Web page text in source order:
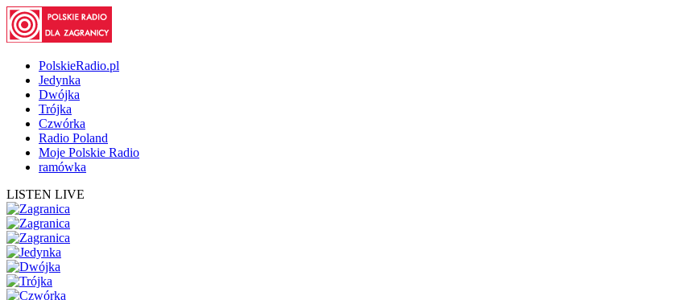
PolskieRadio.pl
Jedynka
Dwójka
Trójka
Czwórka
Radio Poland
Moje Polskie Radio
ramówka
LISTEN LIVE